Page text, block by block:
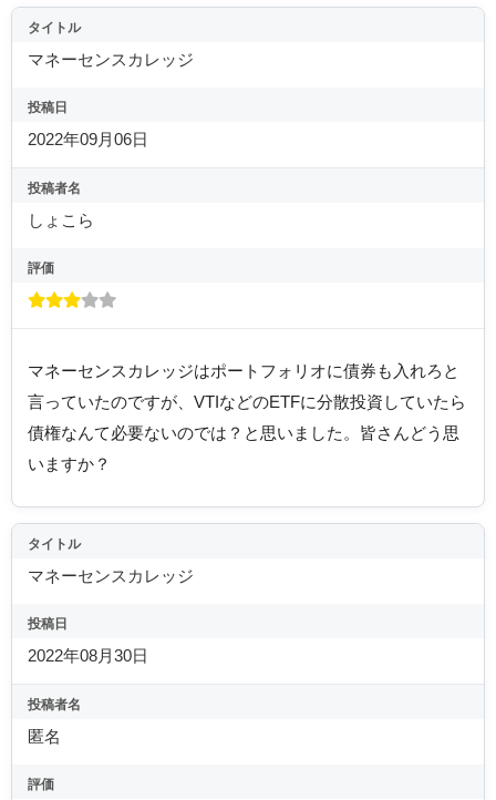
タイトル
マネーセンスカレッジ
投稿日
2022年09月06日
投稿者名
しょこら
評価
マネーセンスカレッジはポートフォリオに債券も入れろと
言っていたのですが、VTIなどのETFに分散投資していたら
債権なんて必要ないのでは？と思いました。皆さんどう思
いますか？
タイトル
マネーセンスカレッジ
投稿日
2022年08月30日
投稿者名
匿名
評価